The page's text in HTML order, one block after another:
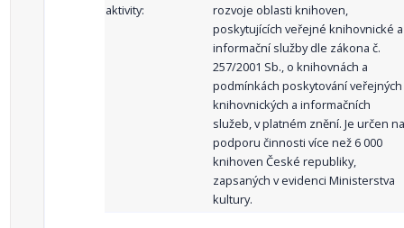
aktivity:
rozvoje oblasti knihoven,
poskytujících veřejné knihovnické a
informační služby dle zákona č.
257/2001 Sb., o knihovnách a
podmínkách poskytování veřejných
knihovnických a informačních
služeb, v platném znění. Je určen na
podporu činnosti více než 6 000
knihoven České republiky,
zapsaných v evidenci Ministerstva
kultury.